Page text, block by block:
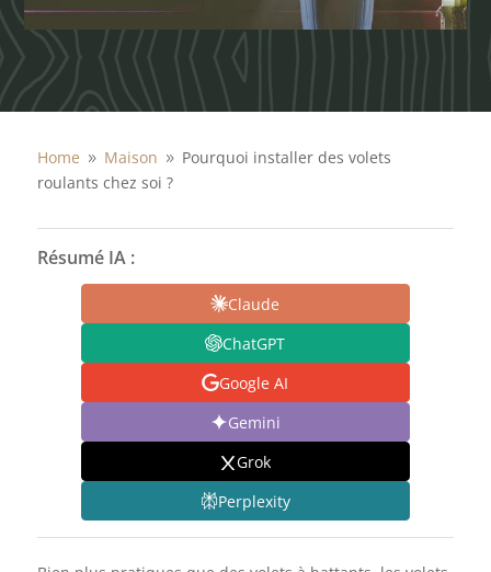
Home 9 Maison 9 Pourquoi installer des volets
roulants chez soi ?
Résumé IA :
Claude
ChatGPT
Google AI
Gemini
Grok
Perplexity